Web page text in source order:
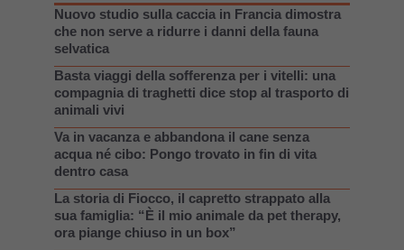
Nuovo studio sulla caccia in Francia dimostra
che non serve a ridurre i danni della fauna
selvatica
Basta viaggi della sofferenza per i vitelli: una
compagnia di traghetti dice stop al trasporto di
animali vivi
Va in vacanza e abbandona il cane senza
acqua né cibo: Pongo trovato in fin di vita
dentro casa
La storia di Fiocco, il capretto strappato alla
sua famiglia: “È il mio animale da pet therapy,
ora piange chiuso in un box”